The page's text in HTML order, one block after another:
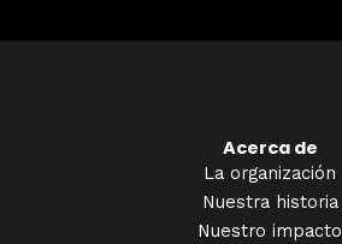
Acerca de
La organización
Nuestra historia
Nuestro impacto